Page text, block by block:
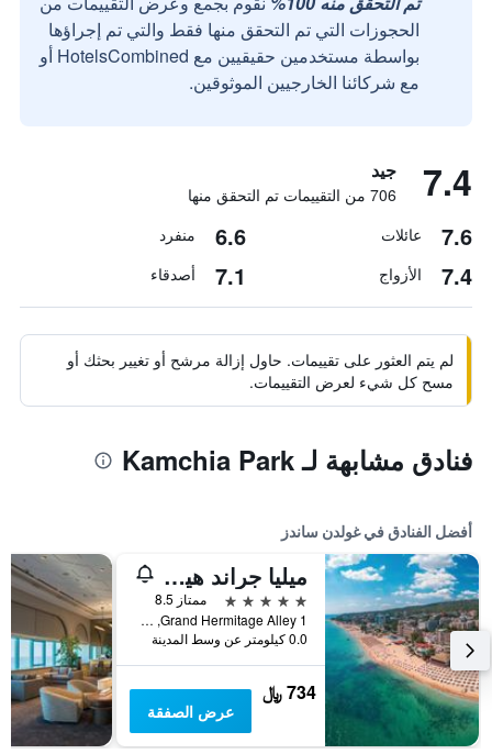
الحجوزات التي تم التحقق منها فقط والتي تم إجراؤها
بواسطة مستخدمين حقيقيين مع HotelsCombined أو
مع شركائنا الخارجيين الموثوقين.
7.4 جيد
706 من التقييمات تم التحقق منها
7.6 عائلات 6.6 منفرد
7.4 الأزواج 7.1 أصدقاء
لم يتم العثور على تقييمات. حاول إزالة مرشح أو تغيير بحثك أو
مسح كل شيء لعرض التقييمات.
فنادق مشابهة لـ Kamchia Park
أفضل الفنادق في غولدن ساندز
ميليا جراند هيرميتيدج - شامل جميع الخدمات
5 نجوم
ممتاز 8.5
1 Grand Hermitage Alley, غولدن ساندز, بلغاريا
0.0 كيلومتر عن وسط المدينة
734 ﷼
عرض الصفقة